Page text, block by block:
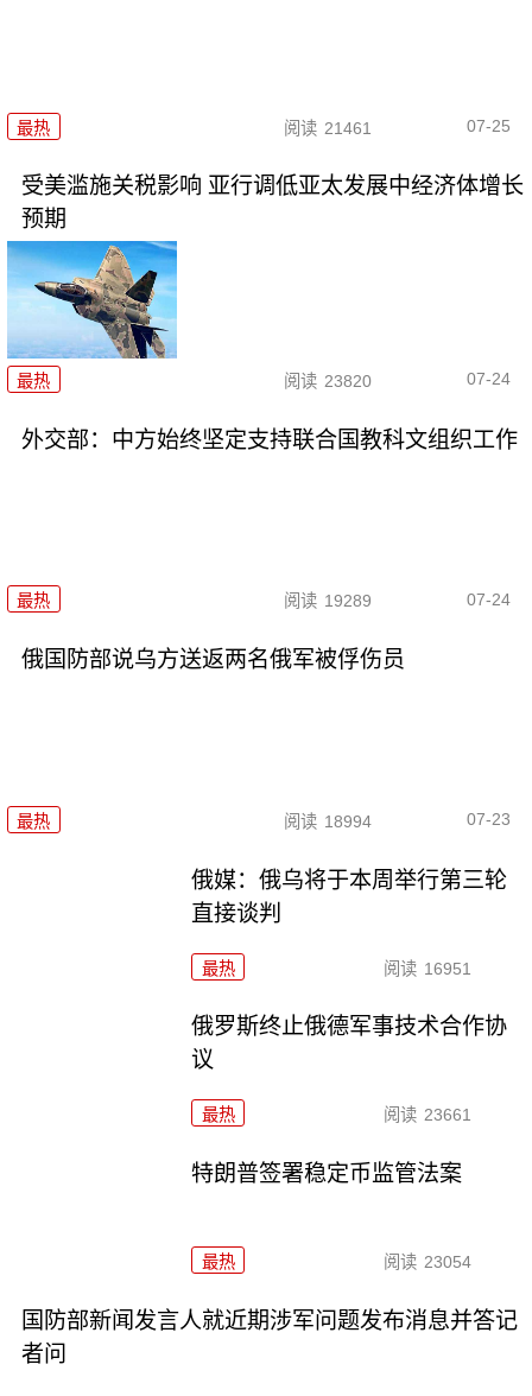
最热 阅读 21461 07-25
受美滥施关税影响 亚行调低亚太发展中经济体增长
预期
最热 阅读 23820 07-24
外交部：中方始终坚定支持联合国教科文组织工作
最热 阅读 19289 07-24
俄国防部说乌方送返两名俄军被俘伤员
最热 阅读 18994 07-23
俄媒：俄乌将于本周举行第三轮
直接谈判
最热 阅读 16951
俄罗斯终止俄德军事技术合作协
议
最热 阅读 23661
特朗普签署稳定币监管法案
最热 阅读 23054
国防部新闻发言人就近期涉军问题发布消息并答记
者问